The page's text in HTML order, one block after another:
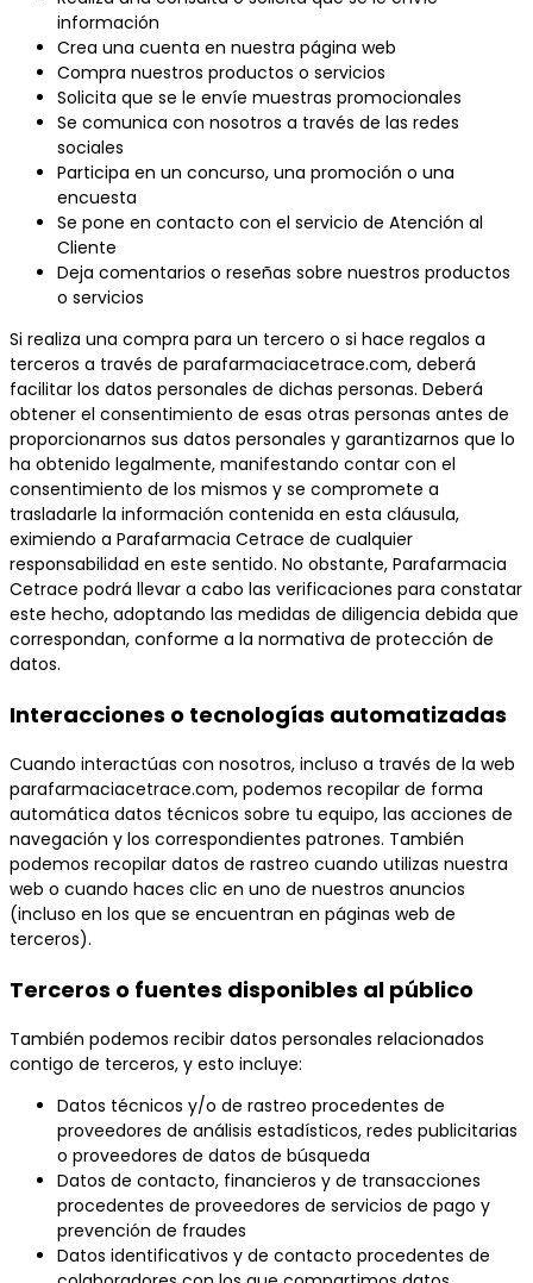
información
Crea una cuenta en nuestra página web
Compra nuestros productos o servicios
Solicita que se le envíe muestras promocionales
Se comunica con nosotros a través de las redes
sociales
Participa en un concurso, una promoción o una
encuesta
Se pone en contacto con el servicio de Atención al
Cliente
Deja comentarios o reseñas sobre nuestros productos
o servicios
Si realiza una compra para un tercero o si hace regalos a
terceros a través de parafarmaciacetrace.com, deberá
facilitar los datos personales de dichas personas. Deberá
obtener el consentimiento de esas otras personas antes de
proporcionarnos sus datos personales y garantizarnos que lo
ha obtenido legalmente, manifestando contar con el
consentimiento de los mismos y se compromete a
trasladarle la información contenida en esta cláusula,
eximiendo a Parafarmacia Cetrace de cualquier
responsabilidad en este sentido. No obstante, Parafarmacia
Cetrace podrá llevar a cabo las verificaciones para constatar
este hecho, adoptando las medidas de diligencia debida que
correspondan, conforme a la normativa de protección de
datos.
Interacciones o tecnologías automatizadas
Cuando interactúas con nosotros, incluso a través de la web
parafarmaciacetrace.com, podemos recopilar de forma
automática datos técnicos sobre tu equipo, las acciones de
navegación y los correspondientes patrones. También
podemos recopilar datos de rastreo cuando utilizas nuestra
web o cuando haces clic en uno de nuestros anuncios
(incluso en los que se encuentran en páginas web de
terceros).
Terceros o fuentes disponibles al público
También podemos recibir datos personales relacionados
contigo de terceros, y esto incluye:
Datos técnicos y/o de rastreo procedentes de
proveedores de análisis estadísticos, redes publicitarias
o proveedores de datos de búsqueda
Datos de contacto, financieros y de transacciones
procedentes de proveedores de servicios de pago y
prevención de fraudes
Datos identificativos y de contacto procedentes de